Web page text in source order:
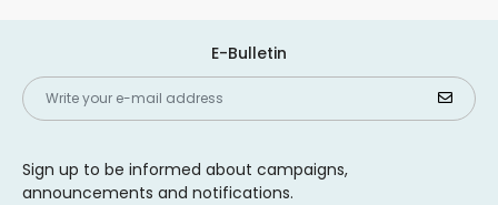
E-Bulletin
Sign up to be informed about campaigns,
announcements and notifications.